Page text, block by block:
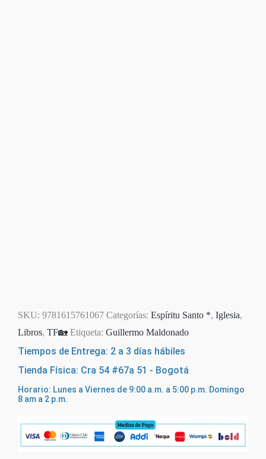
SKU: 9781615761067 Categorías: Espíritu Santo *, Iglesia,
Libros, TF🏡 Etiqueta: Guillermo Maldonado
Tiempos de Entrega: 2 a 3 días hábiles
Tienda Física: Cra 54 #67a 51 - Bogotá
Horario: Lunes a Viernes de 9:00 a.m. a 5:00 p.m. Domingo
8 am a 2 p.m.